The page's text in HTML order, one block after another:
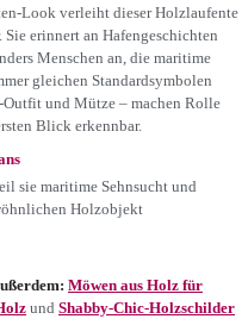
Look verleiht dieser Holzlaufente
erinnert an Hafengeschichten
Menschen an, die maritime
gleichen Standardsymbolen
und Mütze – machen Rolle
Blick erkennbar.
sie maritime Sehnsucht und
Holzobjekt
Möwen aus Holz für
und Shabby-Chic-Holzschilder